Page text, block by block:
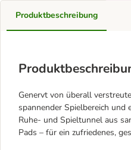
Produktbeschreibung
Genervt von überall
spannender Spielbereich
Ruhe- und Spieltunnel aus
Pads – für ein zufriedenes,